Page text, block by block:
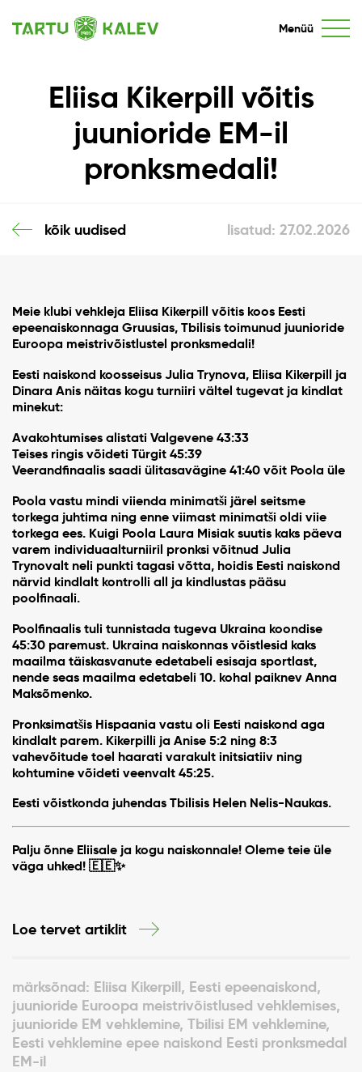
Menüü
Eliisa Kikerpill võitis
juunioride EM-il
pronksmedali!
kõik uudised lisatud: 27.02.2026
Meie klubi vehkleja Eliisa Kikerpill võitis koos Eesti
epeenaiskonnaga Gruusias,Tbilisistoimunud juunioride
Euroopa meistrivõistlustel pronksmedali!
Eesti naiskond koosseisusJulia Trynova, Eliisa Kikerpill ja
Dinara Anis näitas kogu turniiri vältel tugevat ja kindlat
minekut:
Avakohtumises alistati Valgevene 43:33
Teises ringis võideti Türgit 45:39
Veerandfinaalis saadi ülitasavägine 41:40 võit Poola üle
Poola vastu mindi viienda minimatši järel seitsme
torkega juhtima ning enne viimast minimatši oldi viie
torkega ees. Kuigi Poola Laura Misiak suutis kaks päeva
varem individuaalturniiril pronksi võitnud Julia
Trynovalt neli punkti tagasi võtta, hoidis Eesti naiskond
närvid kindlalt kontrolli all ja kindlustas pääsu
poolfinaali.
Poolfinaalis tuli tunnistada tugeva Ukraina koondise
45:30 paremust. Ukraina naiskonnas võistlesid kaks
maailma täiskasvanute edetabeli esisaja sportlast,
nende seas maailma edetabeli 10. kohal paiknev Anna
Maksõmenko.
Pronksimatšis Hispaania vastu oli Eesti naiskond aga
kindlalt parem. Kikerpilli ja Anise 5:2 ning 8:3
vahevõitude toel haarati varakult initsiatiiv ning
kohtumine võideti veenvalt 45:25.
Eesti võistkonda juhendas Tbilisis Helen Nelis-Naukas.
Palju õnne Eliisale ja kogu naiskonnale! Oleme teie üle
väga uhked! 🇪🇪✨
Loe tervet artiklit
märksõnad: Eliisa Kikerpill, Eesti epeenaiskond,
juunioride Euroopa meistrivõistlused vehklemises,
juunioride EM vehklemine, Tbilisi EM vehklemine,
Eesti vehklemine epee naiskond Eesti pronksmedal
EM-il